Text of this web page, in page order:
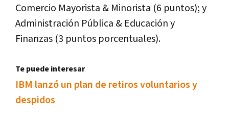
Comercio Mayorista & Minorista (6 puntos); y
Administración Pública & Educación y
Finanzas (3 puntos porcentuales).
Te puede interesar
IBM lanzó un plan de retiros voluntarios y
despidos